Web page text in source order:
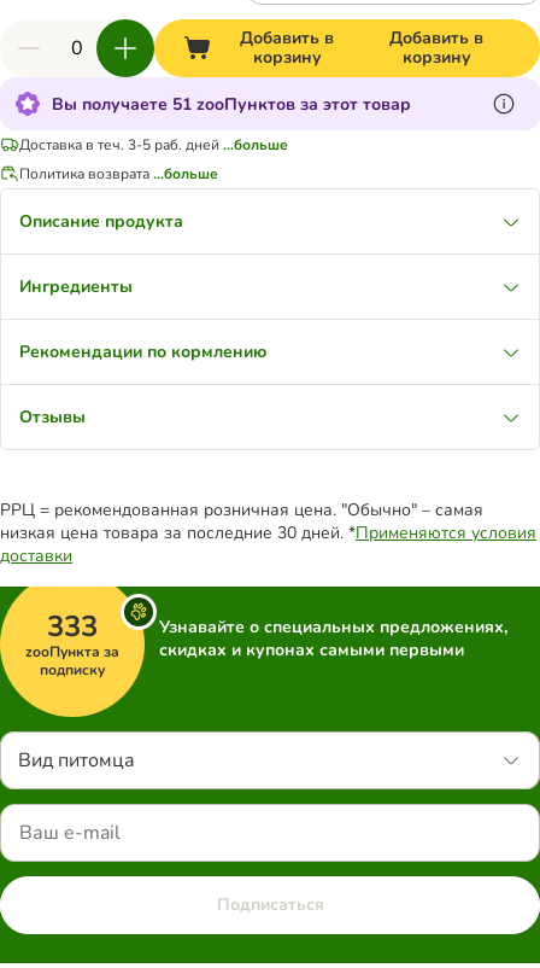
Добавить в
корзину
Добавить в
корзину
Вы получаете 51 zooПунктов за этот товар
Доставка в теч. 3-5 раб. дней ...больше
Политика возврата...больше
Описание продукта
Ингредиенты
Рекомендации по кормлению
Отзывы
РРЦ = рекомендованная розничная цена. "Обычно" – самая
низкая цена товара за последние 30 дней. *Применяются условия
доставки
333
zooПункта за
подписку
Узнавайте о специальных предложениях,
скидках и купонах самыми первыми
Вид питомца
Подписаться